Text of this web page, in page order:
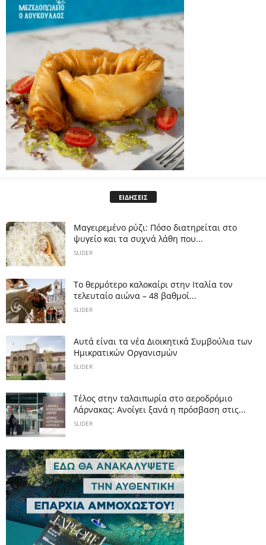
ΕΙΔΗΣΕΙΣ
Μαγειρεμένο ρύζι: Πόσο διατηρείται στο
ψυγείο και τα συχνά λάθη που...
SLIDER
Το θερμότερο καλοκαίρι στην Ιταλία τον
τελευταίο αιώνα – 48 βαθμοί...
SLIDER
Αυτά είναι τα νέα Διοικητικά Συμβούλια των
Ημικρατικών Οργανισμών
SLIDER
Tέλος στην ταλαιπωρία στο αεροδρόμιο
Λάρνακας: Ανοίγει ξανά η πρόσβαση στις...
SLIDER